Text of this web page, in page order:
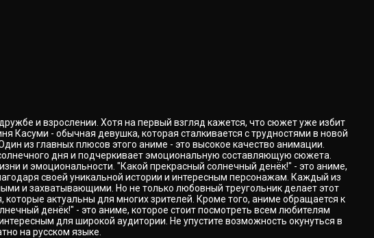
и взрослении. Хотя на первый взгляд кажется, что сюжет уже избит
Касуми - обычная девушка, которая сталкивается с трудностями в новой
из главных плюсов этого аниме - это высокое качество анимации.
дня и подчеркивает эмоциональную составляющую сюжета.
и эмоциональности. "Какой прекрасный солнечный денёк!" - это аниме,
своей уникальной истории и интересным персонажам. Каждый из
и захватывающими. Но не только любовный треугольник делает этот
актуальны для многих зрителей. Кроме того, аниме обращается к
денёк!" - это аниме, которое стоит посмотреть всем любителям
для широкой аудитории. Не упустите возможность окунуться в
на русском языке.